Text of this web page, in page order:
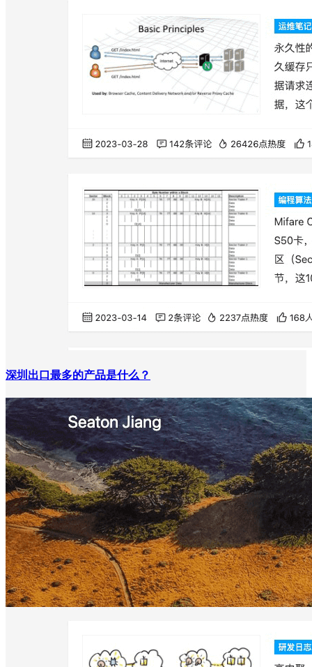
深圳出口最多的产品是什么？